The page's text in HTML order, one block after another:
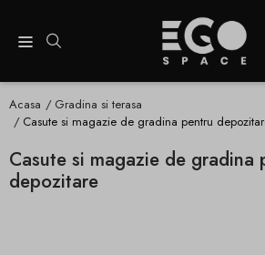
Acasa
Gradina si terasa
Casute si magazie de gradina pentru
Casute si magazie de gradina
depozitare